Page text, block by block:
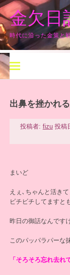
コ
ン
テ
ン
ツ
へ
ス
キ
ッ
金欠日
時代に沿った金策と
出鼻を挫かれ
投稿者: fizu 投稿
まいど
えぇ､ちゃんと活き
ビチビチしてますと
昨日の御話なんです
このパッパラパーな
「そろそろ忘れ去れ